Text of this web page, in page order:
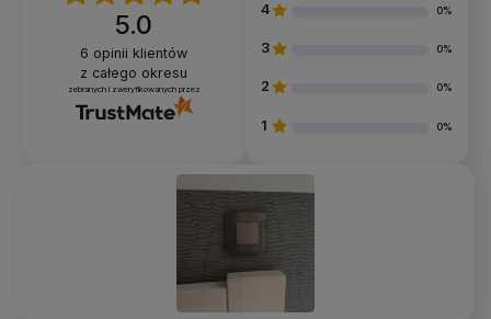
5.0
6 opinii klientów
z całego okresu
zebranych i zweryfikowanych przez
4 0%
3 0%
2 0%
1 0%